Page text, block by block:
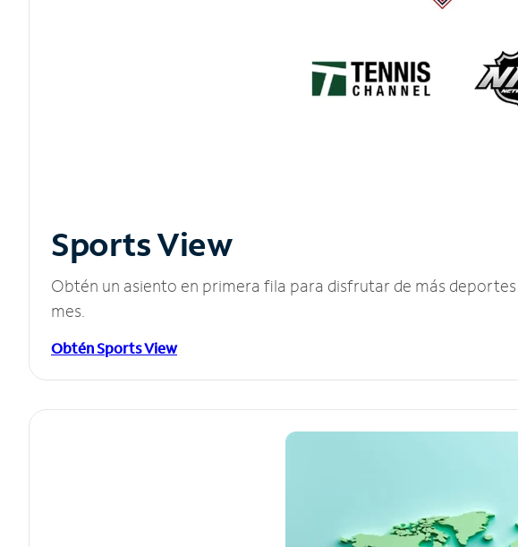
Sports View
Obtén un asiento en primera fila para disfrutar de más
mes.
Obtén Sports View